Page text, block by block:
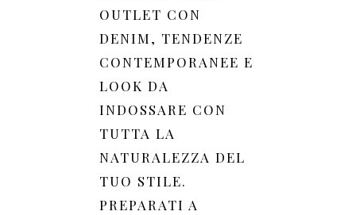
OUTLET CON
DENIM, TENDENZE
CONTEMPORANEE E
LOOK DA
INDOSSARE CON
TUTTA LA
NATURALEZZA DEL
TUO STILE.
PREPARATI A